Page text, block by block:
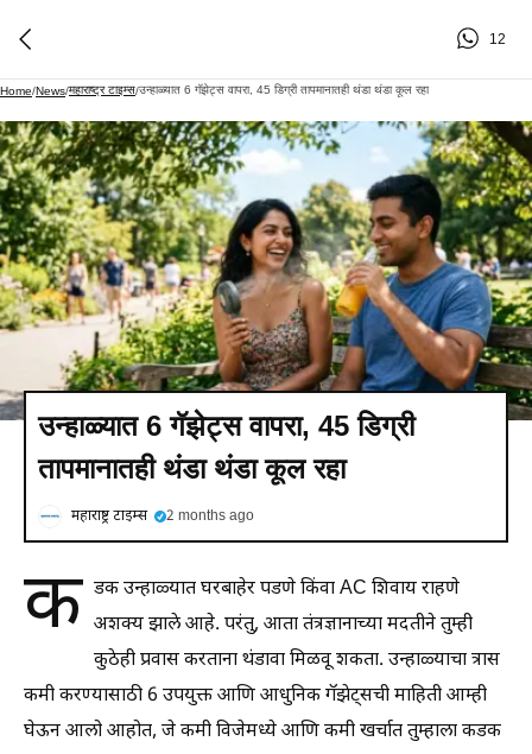
12
Home/News/महाराष्ट्र टाइम्स/उन्हाळ्यात 6 गॅझेट्स वापरा, 45 डिग्री तापमानातही थंडा थंडा कूल रहा
उन्हाळ्यात 6 गॅझेट्स वापरा, 45 डिग्री
तापमानातही थंडा थंडा कूल रहा
महाराष्ट्र टाइम्स 2 months ago
क डक उन्हाळ्यात घरबाहेर पडणे किंवा AC शिवाय राहणे
अशक्य झाले आहे. परंतु, आता तंत्रज्ञानाच्या मदतीने तुम्ही
कुठेही प्रवास करताना थंडावा मिळवू शकता. उन्हाळ्याचा त्रास
कमी करण्यासाठी 6 उपयुक्त आणि आधुनिक गॅझेट्सची माहिती आम्ही
घेऊन आलो आहोत, जे कमी विजेमध्ये आणि कमी खर्चात तुम्हाला कडक